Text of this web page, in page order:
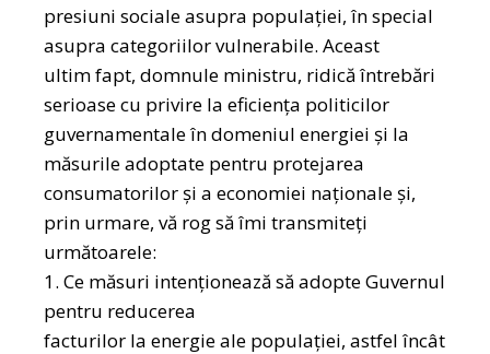
presiuni sociale asupra populației, în special
asupra categoriilor vulnerabile. Aceast
ultim fapt, domnule ministru, ridică întrebări
serioase cu privire la eficiența politicilor
guvernamentale în domeniul energiei și la
măsurile adoptate pentru protejarea
consumatorilor și a economiei naționale și,
prin urmare, vă rog să îmi transmiteți
următoarele:
1. Ce măsuri intenționează să adopte Guvernul
pentru reducerea
facturilor la energie ale populației, astfel încât